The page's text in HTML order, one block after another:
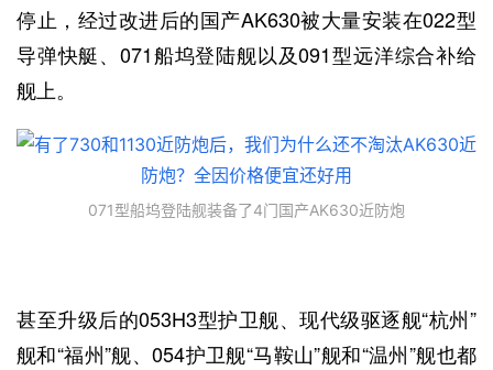
停止，经过改进后的国产AK630被大量安装在022型
导弹快艇、071船坞登陆舰以及091型远洋综合补给
舰上。
071型船坞登陆舰装备了4门国产AK630近防炮
甚至升级后的053H3型护卫舰、现代级驱逐舰“杭州”
舰和“福州”舰、054护卫舰“马鞍山”舰和“温州”舰也都